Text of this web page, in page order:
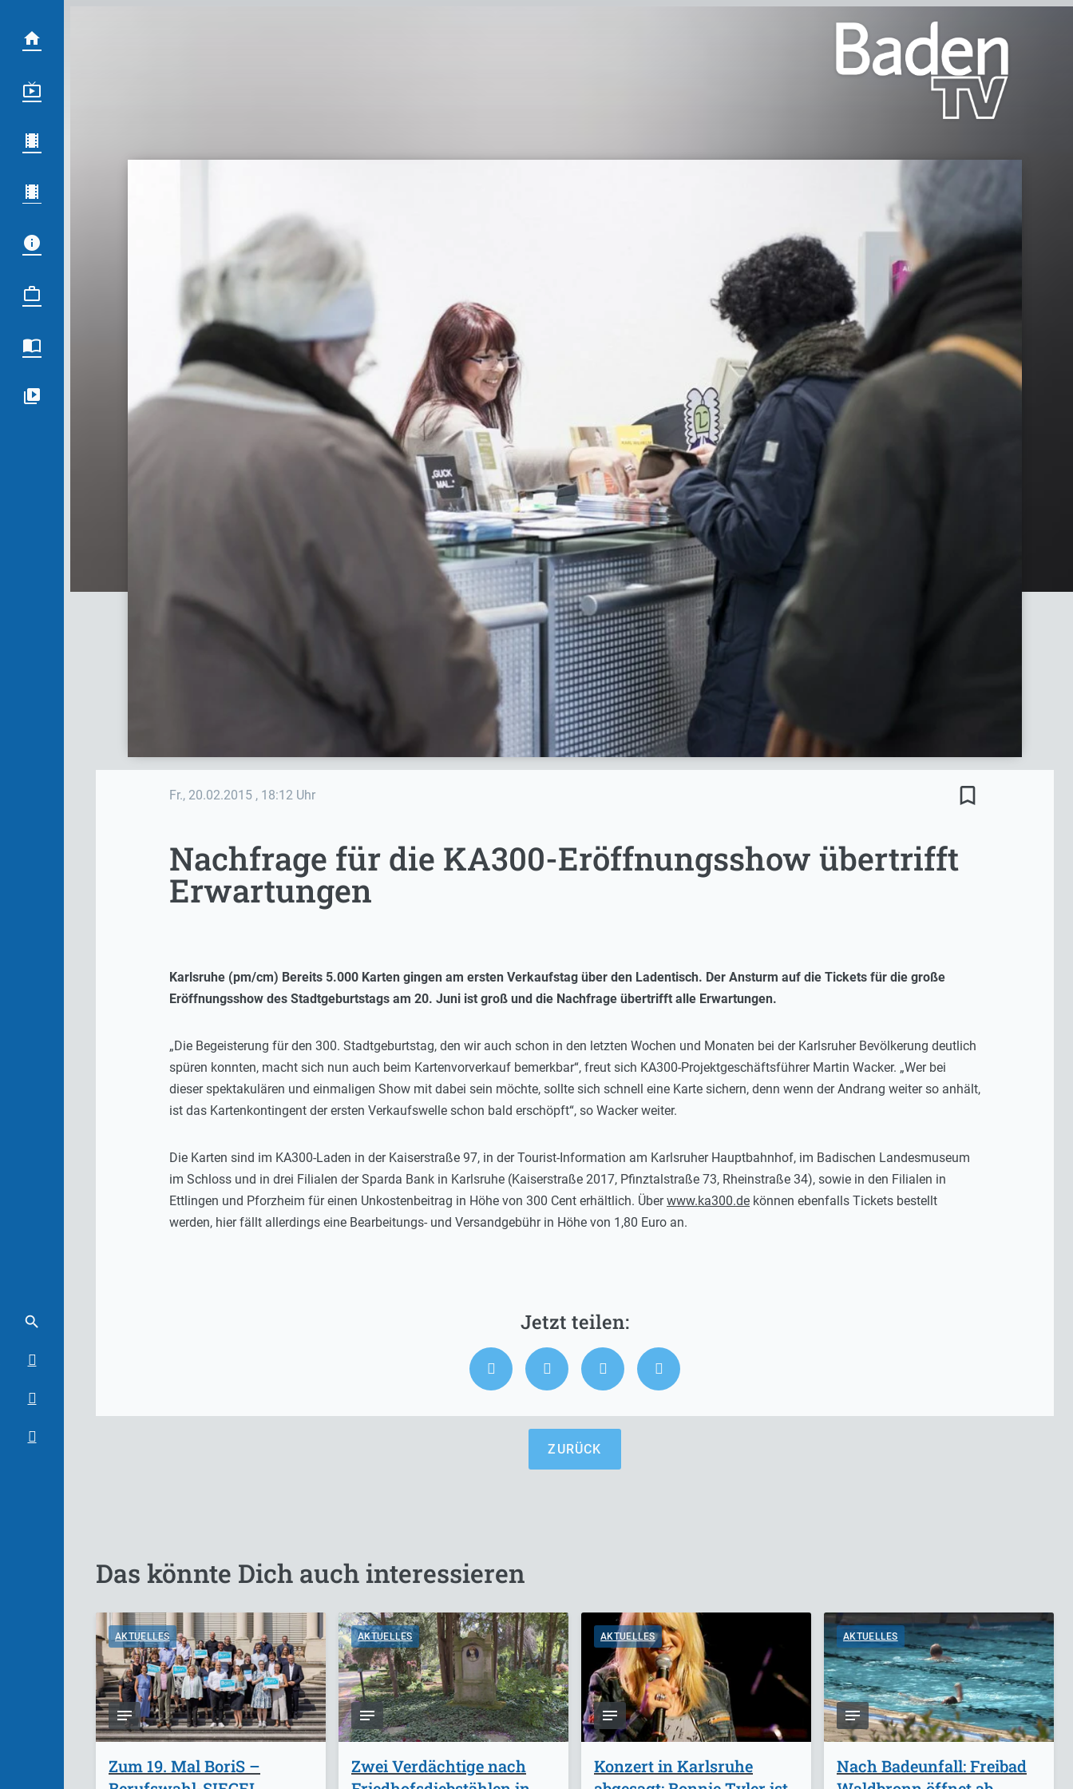
Fr., 20.02.2015 , 18:12 Uhr bookmark_border
Nachfrage für die KA300-Eröffnungsshow übertrifft
Erwartungen
Karlsruhe (pm/cm) Bereits 5.000 Karten gingen am ersten Verkaufstag über den Ladentisch. Der Ansturm auf die Tickets für die große
Eröffnungsshow des Stadtgeburtstags am 20. Juni ist groß und die Nachfrage übertrifft alle Erwartungen.
„Die Begeisterung für den 300. Stadtgeburtstag, den wir auch schon in den letzten Wochen und Monaten bei der Karlsruher Bevölkerung deutlich
spüren konnten, macht sich nun auch beim Kartenvorverkauf bemerkbar“, freut sich KA300-Projektgeschäftsführer Martin Wacker. „Wer bei
dieser spektakulären und einmaligen Show mit dabei sein möchte, sollte sich schnell eine Karte sichern, denn wenn der Andrang weiter so anhält,
ist das Kartenkontingent der ersten Verkaufswelle schon bald erschöpft“, so Wacker weiter.
Die Karten sind im KA300-Laden in der Kaiserstraße 97, in der Tourist-Information am Karlsruher Hauptbahnhof, im Badischen Landesmuseum
im Schloss und in drei Filialen der Sparda Bank in Karlsruhe (Kaiserstraße 2017, Pfinztalstraße 73, Rheinstraße 34), sowie in den Filialen in
Ettlingen und Pforzheim für einen Unkostenbeitrag in Höhe von 300 Cent erhältlich. Überwww.ka300.de können ebenfalls Tickets bestellt
werden, hier fällt allerdings eine Bearbeitungs- und Versandgebühr in Höhe von 1,80 Euro an.
ZURÜCK
Das könnte Dich auch interessieren
AKTUELLES
Zum 19. Mal BoriS –
AKTUELLES
Zwei Verdächtige nach
AKTUELLES
Konzert in Karlsruhe
AKTUELLES
Nach Badeunfall: Freibad